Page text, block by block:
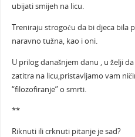
ubijati smijeh na licu.
Treniraju strogoću da bi djeca bila
naravno tužna, kao i oni.
U prilog današnjem danu , u želji
zatitra na licu,pristavljamo vam
“filozofiranje” o smrti.
**
Riknuti ili crknuti pitanje je sad?